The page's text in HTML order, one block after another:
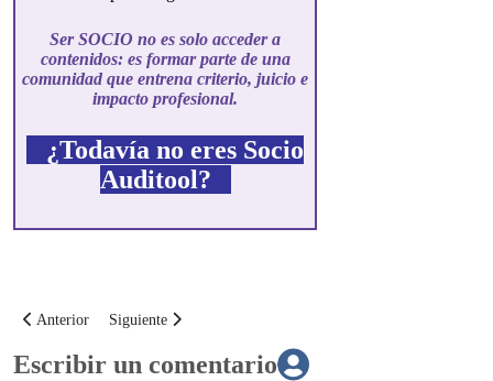
Ser SOCIO no es solo acceder a
contenidos: es formar parte de una
comunidad que entrena criterio, juicio e
impacto profesional.
¿Todavía no eres Socio
Auditool?
Artículo anterior: Maestros de la auditoría: Presionar el botón ‘Like’ de la
Anterior Artículo siguiente: Maestros de la auditoría: Resguardando
Siguiente
Escribir un comentario